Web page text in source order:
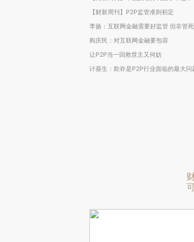
【财新周刊】P2P监管准则初定
李扬：互联网金融需要好监管 但非管死
阎庆民：对互联网金融要包容
让P2P当一回救世主又何妨
计葵生：欺诈是P2P行业面临的最大问